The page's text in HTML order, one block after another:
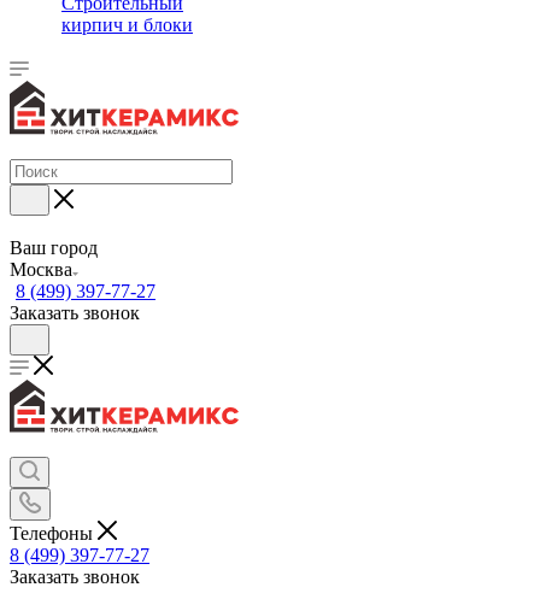
кирпич и блоки
Ваш город
Москва
8 (499) 397-77-27
Заказать звонок
Телефоны
8 (499) 397-77-27
Заказать звонок